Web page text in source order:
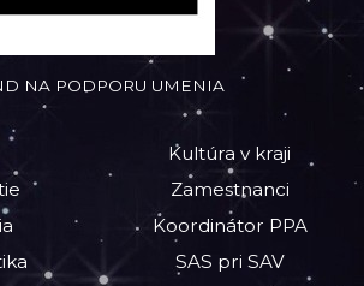
NA PODPORU UMENIA
Kultúra v kraji
Zamestnanci
Koordinátor PPA
SAS pri SAV